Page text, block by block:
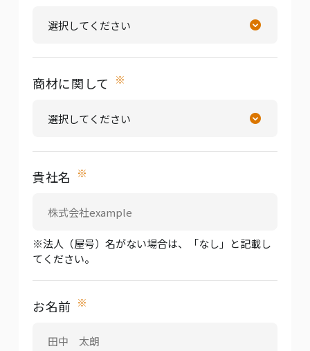
商材に関して ※
貴社名 ※
※法人（屋号）名がない場合は、「なし」と記載し
てください。
お名前 ※